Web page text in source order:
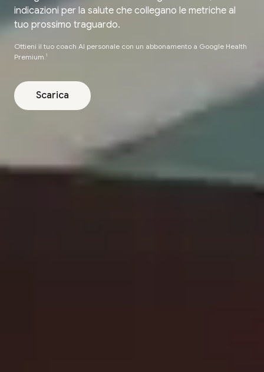
indicazioni per la salute che collegano le metriche al
tuo prossimo traguardo.
Ottieni il tuo coach AI personale con un abbonamento a Google Health
Premium. 1
Scarica